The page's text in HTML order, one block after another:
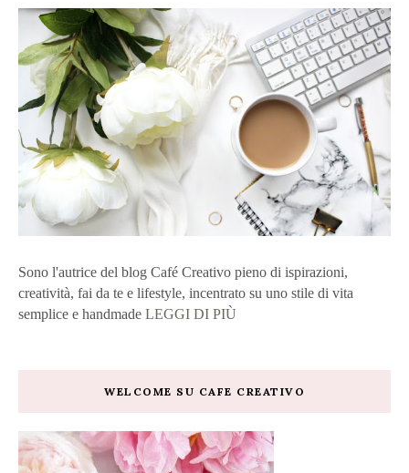
Sono l'autrice del blog Café Creativo pieno di ispirazioni,
creatività, fai da te e lifestyle, incentrato su uno stile di vita
semplice e handmade LEGGI DI PIÙ
WELCOME SU CAFE CREATIVO